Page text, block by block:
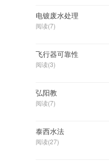
电镀废水处理
阅读(7)
飞行器可靠性
阅读(3)
弘阳教
阅读(7)
泰西水法
阅读(27)